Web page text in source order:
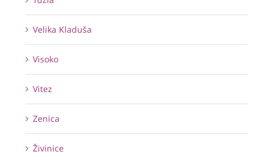
Velika Kladuša
Visoko
Vitez
Zenica
Živinice